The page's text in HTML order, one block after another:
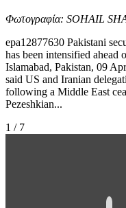
Φωτογραφία: SOHAIL
epa12877630 Pakistani
has been intensified
Islamabad, Pakistan, 09
said US and Iranian
following a Middle East
Pezeshkian...
1 / 7